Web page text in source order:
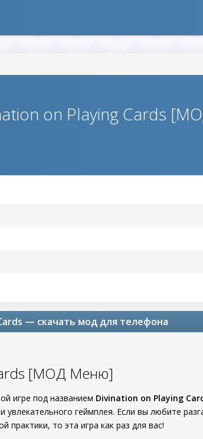
on Playing Cards
— скачать мод для телефона
[МОД Меню]
игре под названием Divination on Playing
геймплея. Если вы любите
практики, то эта игра как раз для вас!